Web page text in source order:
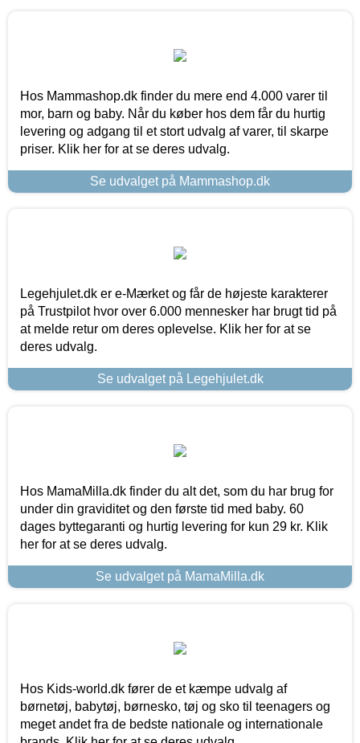
Hos Mammashop.dk finder du mere end 4.000 varer til
mor, barn og baby. Når du køber hos dem får du hurtig
levering og adgang til et stort udvalg af varer, til skarpe
priser. Klik her for at se deres udvalg.
Se udvalget på Mammashop.dk
Legehjulet.dk er e-Mærket og får de højeste karakterer
på Trustpilot hvor over 6.000 mennesker har brugt tid på
at melde retur om deres oplevelse. Klik her for at se
deres udvalg.
Se udvalget på Legehjulet.dk
Hos MamaMilla.dk finder du alt det, som du har brug for
under din graviditet og den første tid med baby. 60
dages byttegaranti og hurtig levering for kun 29 kr. Klik
her for at se deres udvalg.
Se udvalget på MamaMilla.dk
Hos Kids-world.dk fører de et kæmpe udvalg af
børnetøj, babytøj, børnesko, tøj og sko til teenagers og
meget andet fra de bedste nationale og internationale